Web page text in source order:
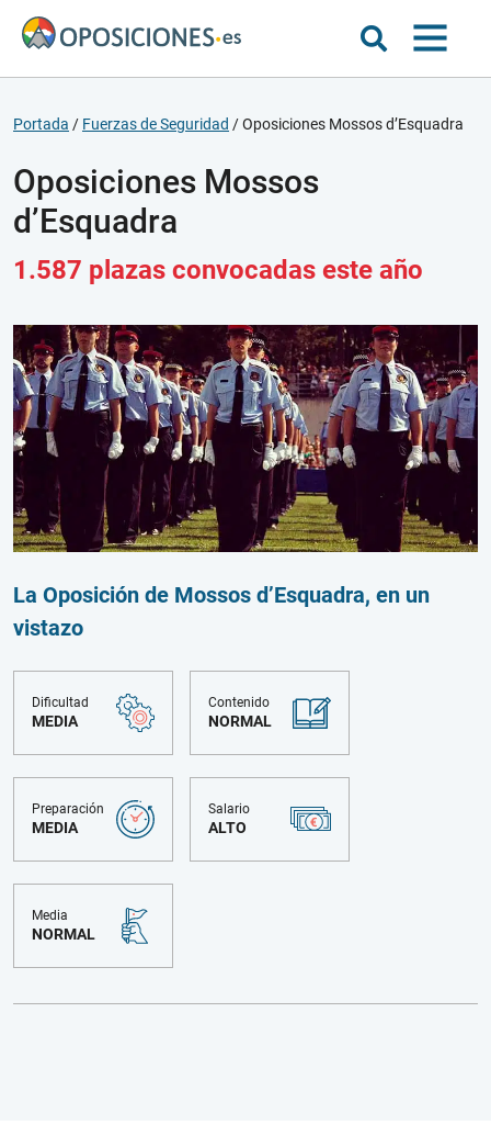
Portada / Fuerzas de Seguridad /Oposiciones Mossos d’Esquadra
Oposiciones Mossos
d’Esquadra
1.587 plazas convocadas este año
La Oposición de Mossos d’Esquadra, en un
vistazo
Dificultad
MEDIA
Contenido
NORMAL
Preparación
MEDIA
Salario
ALTO
Media
NORMAL